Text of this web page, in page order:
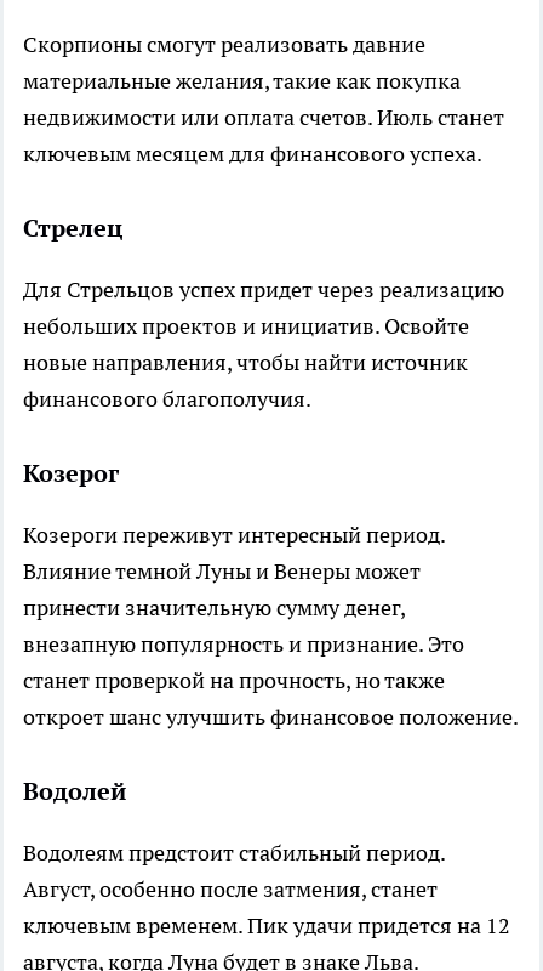
Скорпионы смогут реализовать давние
материальные желания, такие как покупка
недвижимости или оплата счетов. Июль станет
ключевым месяцем для финансового успеха.
Стрелец
Для Стрельцов успех придет через реализацию
небольших проектов и инициатив. Освойте
новые направления, чтобы найти источник
финансового благополучия.
Козерог
Козероги переживут интересный период.
Влияние темной Луны и Венеры может
принести значительную сумму денег,
внезапную популярность и признание. Это
станет проверкой на прочность, но также
откроет шанс улучшить финансовое положение.
Водолей
Водолеям предстоит стабильный период.
Август, особенно после затмения, станет
ключевым временем. Пик удачи придется на 12
августа, когда Луна будет в знаке Льва.